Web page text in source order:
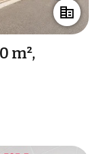
m²,